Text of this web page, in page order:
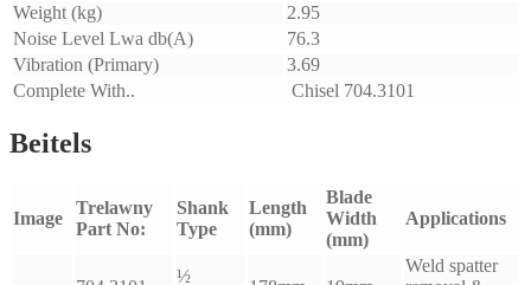
Weight (kg)
2.95
Noise Level Lwa db(A)
76.3
Vibration (Primary)
3.69
Complete With..
Chisel 704.3101
Beitels
Image
Trelawny
Part No:
Shank
Type
Length
(mm)
Blade
Width
(mm)
Applications
½
Weld spatter